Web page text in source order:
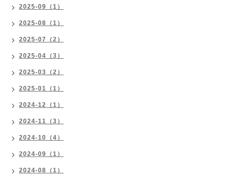
2025-09（1）
2025-08（1）
2025-07（2）
2025-04（3）
2025-03（2）
2025-01（1）
2024-12（1）
2024-11（3）
2024-10（4）
2024-09（1）
2024-08（1）